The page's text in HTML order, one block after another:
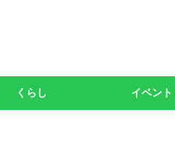
くらし イベント